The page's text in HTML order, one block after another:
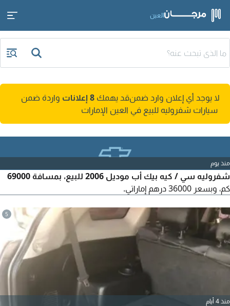
العين
لا يوجد أي إعلان وارد ضمنقد يهمك 8 إعلانات
واردة ضمن
سيارات شفروليه للبيع في العين الإمارات
منذ يوم
شفروليه سي / كيه بيك أب موديل 2006 للبيع، بمسافة 69000
كم، وبسعر 36000 درهم إماراتي.
5
منذ 4 أيام